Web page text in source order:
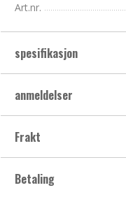
Art.nr.
spesifikasjon
anmeldelser
Frakt
Betaling